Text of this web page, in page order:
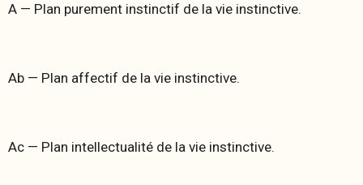
A — Plan purement instinctif de la vie instinctive.
Ab — Plan affectif de la vie instinctive.
Ac — Plan intellectualité de la vie instinctive.